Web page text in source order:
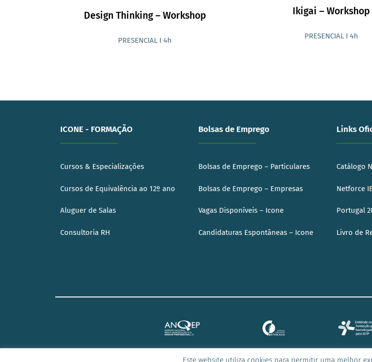
Design Thinking – Workshop
PRESENCIAL I 4h
Ikigai – Workshop
PRESENCIAL I 4h
ICONE - FORMAÇÃO
Cursos & Especializações
Cursos de Equivalência ao 12º ano
Aluguer de Salas
Consultoria RH
Bolsas de Emprego
Bolsas de Emprego – Particulares
Bolsas de Emprego – Empresas
Vagas Disponíveis – Icone
Candidaturas Espontâneas – Icone
Links
Catálogo
Netforce
Portugal
Livro de